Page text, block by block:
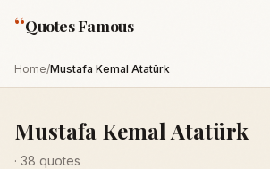
“Quotes Famous
Home/Mustafa Kemal Atatürk
Mustafa Kemal Atatürk
· 38 quotes